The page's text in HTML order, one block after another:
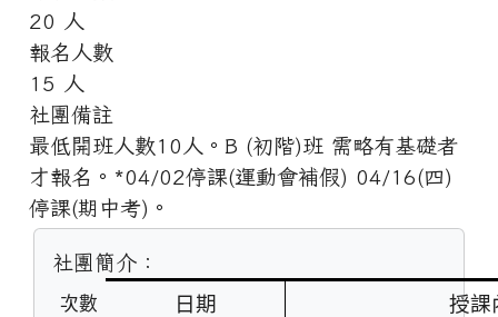
20 人
報名人數
15 人
社團備註
最低開班人數10人。B (初階)班 需略有基礎者
才報名。*04/02停課(運動會補假) 04/16(四)
停課(期中考)。
社團簡介：
次數
日期 授課